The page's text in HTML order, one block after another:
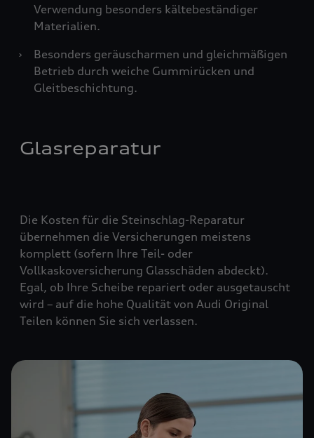
Verwendung besonders kältebeständiger
Materialien.
›
Besonders geräuscharmen und gleichmäßigen
Betrieb durch weiche Gummirücken und
Gleitbeschichtung.
Glasreparatur
Die Kosten für die Steinschlag-Reparatur
übernehmen die Versicherungen meistens
komplett (sofern Ihre Teil- oder
Vollkaskoversicherung Glasschäden abdeckt).
Egal, ob Ihre Scheibe repariert oder ausgetauscht
wird – auf die hohe Qualität von Audi Original
Teilen können Sie sich verlassen.